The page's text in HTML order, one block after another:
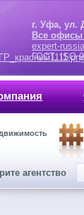
ул.
Все
expert-
ISO
агентство